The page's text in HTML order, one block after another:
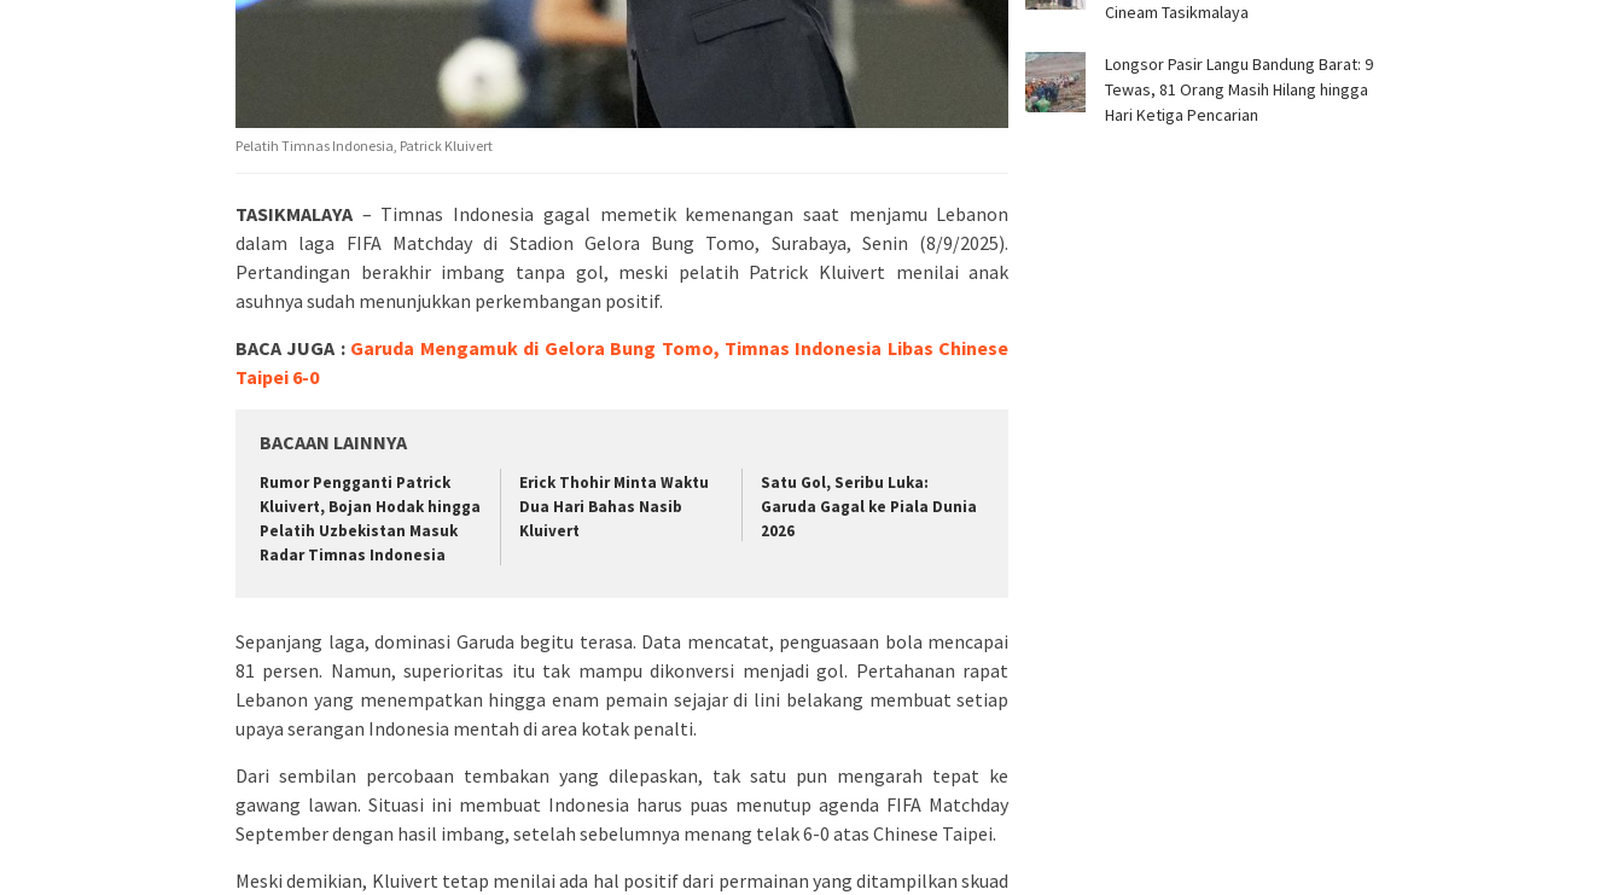
Pelatih Timnas Indonesia, Patrick Kluivert
TASIKMALAYA – Timnas Indonesia gagal memetik kemenangan saat menjamu Lebanon
dalam laga FIFA Matchday di Stadion Gelora Bung Tomo, Surabaya, Senin (8/9/2025).
Pertandingan berakhir imbang tanpa gol, meski pelatih Patrick Kluivert menilai anak
asuhnya sudah menunjukkan perkembangan positif.
BACA JUGA : Garuda Mengamuk di Gelora Bung Tomo, Timnas Indonesia Libas Chinese
Taipei 6-0
BACAAN LAINNYA
Rumor Pengganti Patrick
Kluivert, Bojan Hodak hingga
Pelatih Uzbekistan Masuk
Radar Timnas Indonesia
Erick Thohir Minta Waktu
Dua Hari Bahas Nasib
Kluivert
Satu Gol, Seribu Luka:
Garuda Gagal ke Piala Dunia
2026
Sepanjang laga, dominasi Garuda begitu terasa. Data mencatat, penguasaan bola mencapai
81 persen. Namun, superioritas itu tak mampu dikonversi menjadi gol. Pertahanan rapat
Lebanon yang menempatkan hingga enam pemain sejajar di lini belakang membuat setiap
upaya serangan Indonesia mentah di area kotak penalti.
Dari sembilan percobaan tembakan yang dilepaskan, tak satu pun mengarah tepat ke
gawang lawan. Situasi ini membuat Indonesia harus puas menutup agenda FIFA Matchday
September dengan hasil imbang, setelah sebelumnya menang telak 6-0 atas Chinese Taipei.
Meski demikian, Kluivert tetap menilai ada hal positif dari permainan yang ditampilkan skuad
Cineam Tasikmalaya
Longsor Pasir Langu Bandung Barat: 9
Tewas, 81 Orang Masih Hilang hingga
Hari Ketiga Pencarian